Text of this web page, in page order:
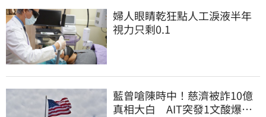
婦人眼睛乾狂點人工淚液半年
視力只剩0.1
藍曾嗆陳時中！慈濟被詐10億
真相大白 AIT突發1文酸爆…